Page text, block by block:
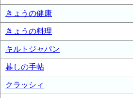
きょうの健康
きょうの料理
キルトジャパン
暮しの手帖
クラッシィ